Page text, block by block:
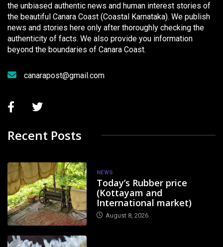
the unbiased authentic news and human interest stories of
the beautiful Canara Coast (Coastal Karnataka). We publish
news and stories here only after thoroughly checking the
authenticity of facts. We also provide you information
beyond the boundaries of Canara Coast.
canarapost@gmail.com
Recent Posts
NEWS
Today’s Rubber price
(Kottayam and
International market)
August 8, 2026